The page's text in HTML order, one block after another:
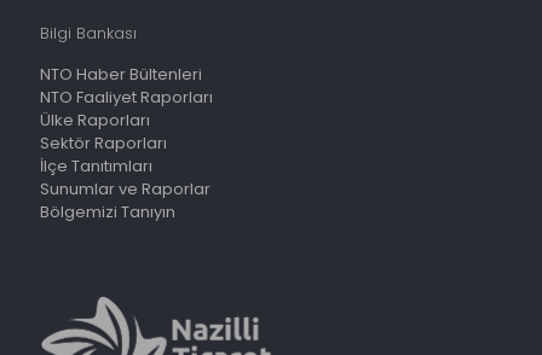
Bilgi Bankası
NTO Haber Bültenleri
NTO Faaliyet Raporları
Ülke Raporları
Sektör Raporları
İlçe Tanıtımları
Sunumlar ve Raporlar
Bölgemizi Tanıyın